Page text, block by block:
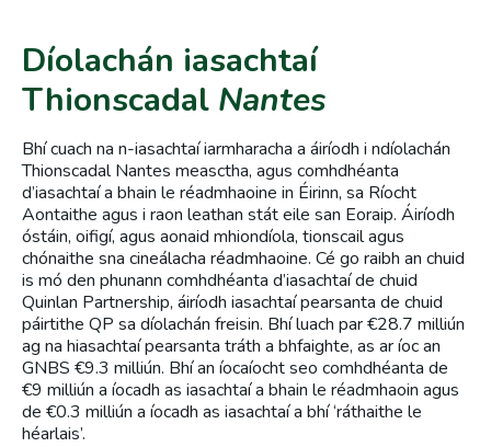
Díolachán iasachtaí
Thionscadal Nantes
Bhí cuach na n-iasachtaí iarmharacha a áiríodh i ndíolachán
Thionscadal Nantes measctha, agus comhdhéanta
d’iasachtaí a bhain le réadmhaoine in Éirinn, sa Ríocht
Aontaithe agus i raon leathan stát eile san Eoraip. Áiríodh
óstáin, oifigí, agus aonaid mhiondíola, tionscail agus
chónaithe sna cineálacha réadmhaoine. Cé go raibh an chuid
is mó den phunann comhdhéanta d’iasachtaí de chuid
Quinlan Partnership, áiríodh iasachtaí pearsanta de chuid
páirtithe QP sa díolachán freisin. Bhí luach par €28.7 milliún
ag na hiasachtaí pearsanta tráth a bhfaighte, as ar íoc an
GNBS €9.3 milliún. Bhí an íocaíocht seo comhdhéanta de
€9 milliún a íocadh as iasachtaí a bhain le réadmhaoin agus
de €0.3 milliún a íocadh as iasachtaí a bhí ‘ráthaithe le
héarlais’.